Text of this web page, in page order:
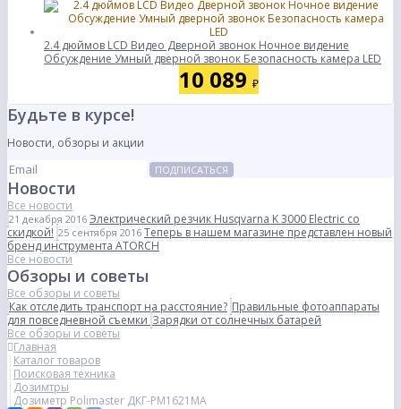
2.4 дюймов LCD Видео Дверной звонок Ночное видение
Обсуждение Умный дверной звонок Безопасность камера LED
10 089 ₽
Будьте в курсе!
Новости, обзоры и акции
ПОДПИСАТЬСЯ
Новости
Все новости
21 декабря 2016 Электрический резчик Husqvarna K 3000 Electric со
скидкой! 25 сентября 2016 Теперь в нашем магазине представлен новый
бренд инструмента ATORCH
Все новости
Обзоры и советы
Все обзоры и советы
Как отследить транспорт на расстояние? Правильные фотоаппараты
для повседневной съемкиЗарядки от солнечных батарей
Все обзоры и советы
Главная
Каталог товаров
Поисковая техника
Дозимтры
Дозиметр Polimaster ДКГ-PM1621MA